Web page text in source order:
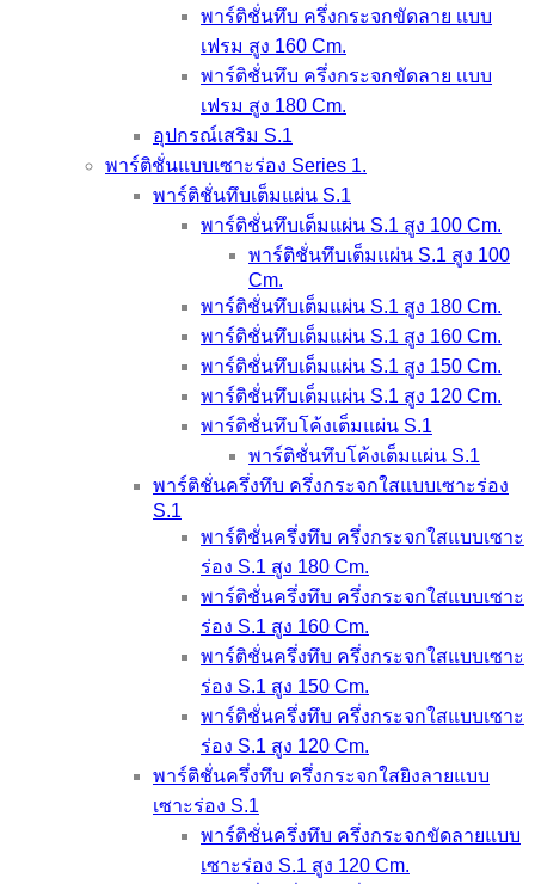
พาร์ติชั่นทึบ ครึ่งกระจกขัดลาย เเบบ
เฟรม สูง 160 Cm.
พาร์ติชั่นทึบ ครึ่งกระจกขัดลาย เเบบ
เฟรม สูง 180 Cm.
อุปกรณ์เสริม S.1
พาร์ติชั่นแบบเซาะร่อง Series 1.
พาร์ติชั่นทึบเต็มแผ่น S.1
พาร์ติชั่นทึบเต็มแผ่น S.1 สูง 100 Cm.
พาร์ติชั่นทึบเต็มแผ่น S.1 สูง 100
Cm.
พาร์ติชั่นทึบเต็มแผ่น S.1 สูง 180 Cm.
พาร์ติชั่นทึบเต็มแผ่น S.1 สูง 160 Cm.
พาร์ติชั่นทึบเต็มแผ่น S.1 สูง 150 Cm.
พาร์ติชั่นทึบเต็มแผ่น S.1 สูง 120 Cm.
พาร์ติชั่นทึบโค้งเต็มแผ่น S.1
พาร์ติชั่นทึบโค้งเต็มแผ่น S.1
พาร์ติชั่นครึ่งทึบ ครึ่งกระจกใสแบบเซาะร่อง
S.1
พาร์ติชั่นครึ่งทึบ ครึ่งกระจกใสแบบเซาะ
ร่อง S.1 สูง 180 Cm.
พาร์ติชั่นครึ่งทึบ ครึ่งกระจกใสแบบเซาะ
ร่อง S.1 สูง 160 Cm.
พาร์ติชั่นครึ่งทึบ ครึ่งกระจกใสแบบเซาะ
ร่อง S.1 สูง 150 Cm.
พาร์ติชั่นครึ่งทึบ ครึ่งกระจกใสแบบเซาะ
ร่อง S.1 สูง 120 Cm.
พาร์ติชั่นครึ่งทึบ ครึ่งกระจกใสยิงลายแบบ
เซาะร่อง S.1
พาร์ติชั่นครึ่งทึบ ครึ่งกระจกขัดลายแบบ
เซาะร่อง S.1 สูง 120 Cm.